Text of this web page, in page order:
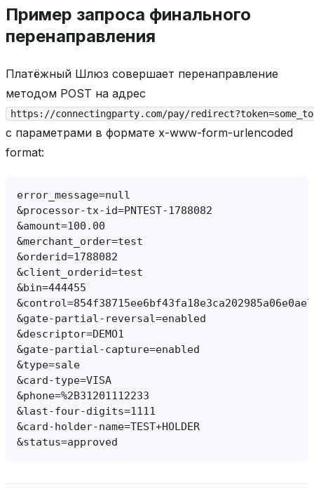
Пример запроса финального
перенаправления
Платёжный Шлюз совершает перенаправление
методом POST на адрес
https://connectingparty.com/pay/
с параметрами в формате x-www-form-urlencoded
format:
error_message=null
&processor-tx-id=PNTEST-1788082
&amount=100.00
&merchant_order=test
&orderid=1788082
&client_orderid=test
&bin=444455
&gate-partial-reversal=enabled
&descriptor=DEMO1
&gate-partial-capture=enabled
&type=sale
&card-type=VISA
&phone=%2B31201112233
&last-four-digits=1111
&card-holder-name=TEST+HOLDER
&status=approved